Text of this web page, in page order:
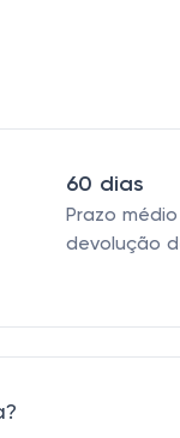
60 dias
Prazo
devolução